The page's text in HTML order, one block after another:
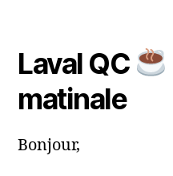
Laval QC
matinale
Bonjour,